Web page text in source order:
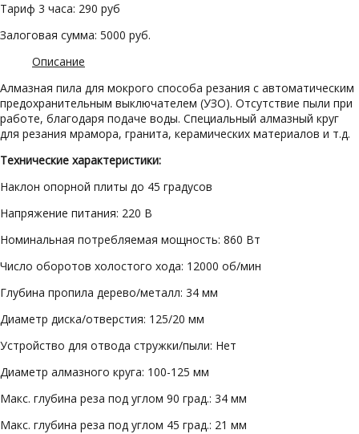
Тариф 3 часа: 290 руб
Залоговая сумма: 5000 руб.
Описание
Алмазная пила для мокрого способа резания с автоматическим
предохранительным выключателем (УЗО). Отсутствие пыли при
работе, благодаря подаче воды. Специальный алмазный круг
для резания мрамора, гранита, керамических материалов и т.д.
Технические характеристики:
Наклон опорной плиты до 45 градусов
Напряжение питания: 220 В
Номинальная потребляемая мощность: 860 Вт
Число оборотов холостого хода: 12000 об/мин
Глубина пропила дерево/металл: 34 мм
Диаметр диска/отверстия: 125/20 мм
Устройство для отвода стружки/пыли: Нет
Диаметр алмазного круга: 100-125 мм
Макс. глубина реза под углом 90 град.: 34 мм
Макс. глубина реза под углом 45 град.: 21 мм